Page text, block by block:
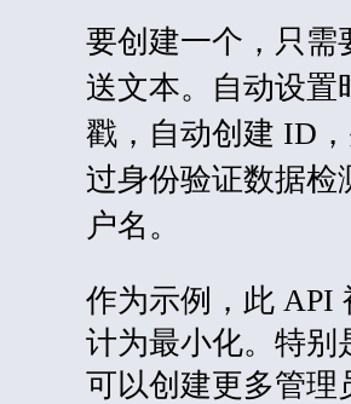
要创建一个，只需
送文本。自动设置
戳，自动创建 ID
过身份验证数据检
户名。
作为示例，此 API
计为最小化。特别
可以创建更多管理